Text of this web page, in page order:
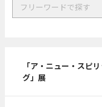
「ア・ニュー・スピ
グ」展